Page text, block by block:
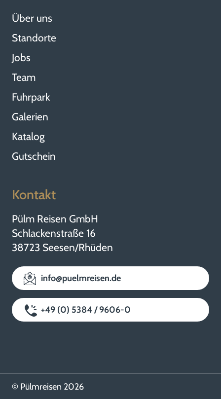
Über uns
Standorte
Jobs
Team
Fuhrpark
Galerien
Katalog
Gutschein
Kontakt
Pülm Reisen GmbH
Schlackenstraße 16
38723 Seesen/Rhüden
info@puelmreisen.de
+49 (0) 5384 / 9606-0
© Pülmreisen 2026